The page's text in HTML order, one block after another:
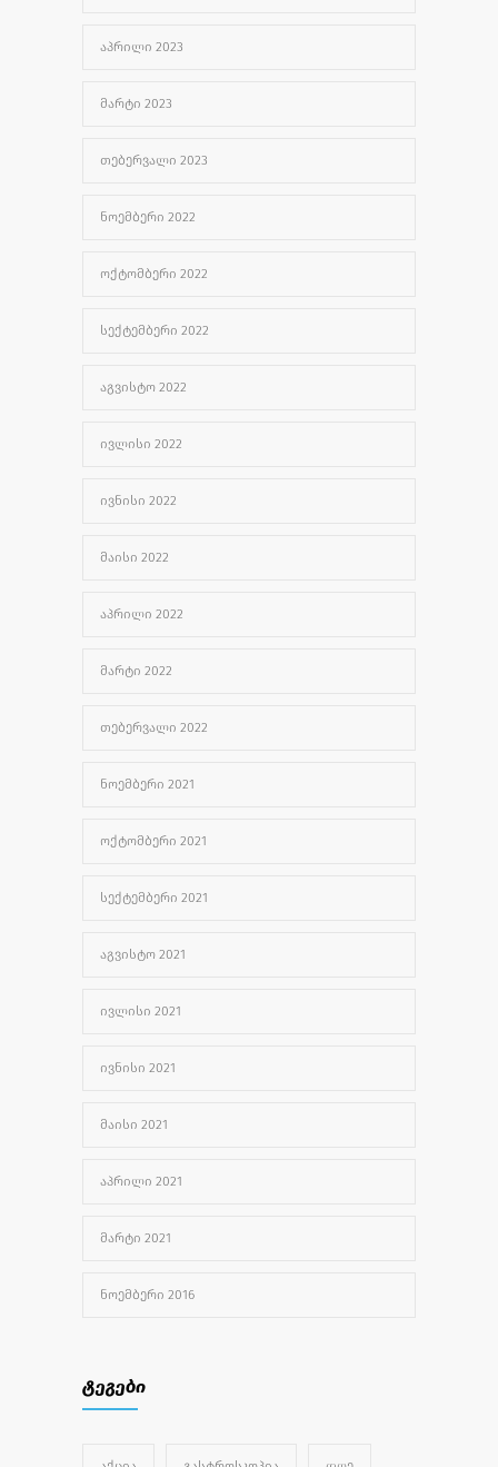
ᲐᲞᲠᲘᲚᲘ 2023
ᲛᲐᲠᲢᲘ 2023
ᲗᲔᲑᲔᲠᲕᲐᲚᲘ 2023
ᲜᲝᲔᲛᲑᲔᲠᲘ 2022
ᲝᲥᲢᲝᲛᲑᲔᲠᲘ 2022
ᲡᲔᲥᲢᲔᲛᲑᲔᲠᲘ 2022
ᲐᲒᲕᲘᲡᲢᲝ 2022
ᲘᲕᲚᲘᲡᲘ 2022
ᲘᲕᲜᲘᲡᲘ 2022
ᲛᲐᲘᲡᲘ 2022
ᲐᲞᲠᲘᲚᲘ 2022
ᲛᲐᲠᲢᲘ 2022
ᲗᲔᲑᲔᲠᲕᲐᲚᲘ 2022
ᲜᲝᲔᲛᲑᲔᲠᲘ 2021
ᲝᲥᲢᲝᲛᲑᲔᲠᲘ 2021
ᲡᲔᲥᲢᲔᲛᲑᲔᲠᲘ 2021
ᲐᲒᲕᲘᲡᲢᲝ 2021
ᲘᲕᲚᲘᲡᲘ 2021
ᲘᲕᲜᲘᲡᲘ 2021
ᲛᲐᲘᲡᲘ 2021
ᲐᲞᲠᲘᲚᲘ 2021
ᲛᲐᲠᲢᲘ 2021
ᲜᲝᲔᲛᲑᲔᲠᲘ 2016
ტეგები